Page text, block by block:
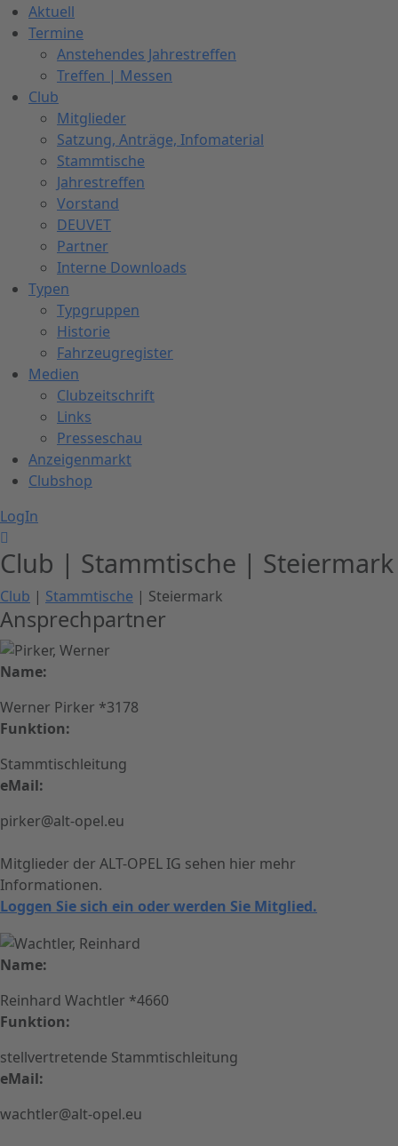
Aktuell
Termine
Anstehendes Jahrestreffen
Treffen | Messen
Club
Mitglieder
Satzung, Anträge, Infomaterial
Stammtische
Jahrestreffen
Vorstand
DEUVET
Partner
Interne Downloads
Typen
Typgruppen
Historie
Fahrzeugregister
Medien
Clubzeitschrift
Links
Presseschau
Anzeigenmarkt
Clubshop
LogIn
Club | Stammtische | Steiermark
Club | Stammtische | Steiermark
Ansprechpartner
Name:
Werner Pirker *3178
Funktion:
Stammtischleitung
eMail:
pirker@alt-opel.eu
Mitglieder der ALT-OPEL IG sehen hier mehr
Informationen.
Loggen Sie sich ein oder werden Sie Mitglied.
Name:
Reinhard Wachtler *4660
Funktion:
stellvertretende Stammtischleitung
eMail:
wachtler@alt-opel.eu